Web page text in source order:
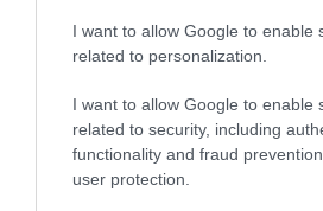
I want to allow Google to enable
related to personalization.
I want to allow Google to enable
related to security, including
functionality and fraud
user protection.
és nagyjából 16 gramm
egy átlagos süteményhez
. Az édessége
emlékeztet, mint klasszikus
tárolva másnapra még jobb lesz
elkészítve is praktikus.